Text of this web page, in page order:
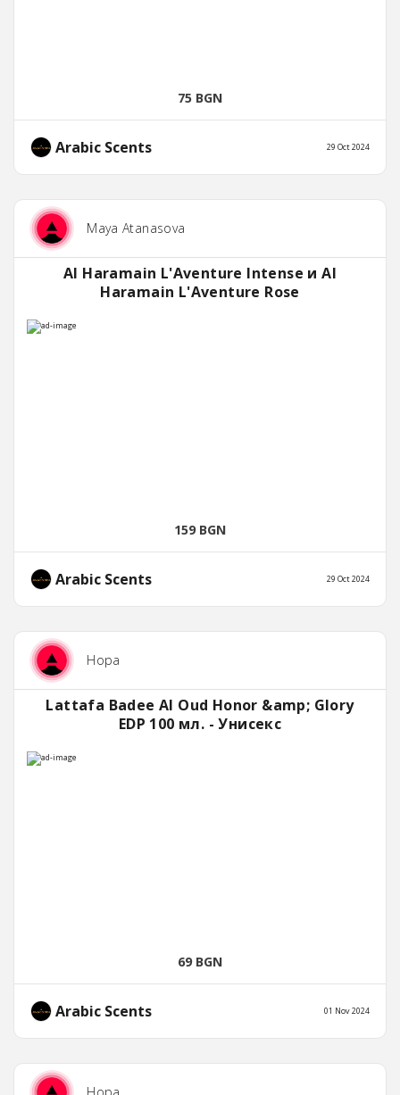
75 BGN
Arabic Scents 29 Oct 2024
Maya Atanasova
Al Haramain L'Aventure Intense и Al
Haramain L'Aventure Rose
159 BGN
Arabic Scents 29 Oct 2024
Нора
Lattafa Badee Al Oud Honor &amp; Glory
EDP 100 мл. - Унисекс
69 BGN
Arabic Scents 01 Nov 2024